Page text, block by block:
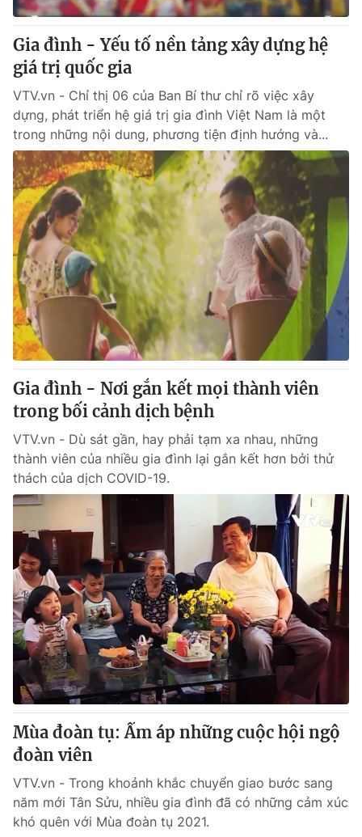
Gia đình - Yếu tố nền tảng xây dựng hệ
giá trị quốc gia
VTV.vn - Chỉ thị 06 của Ban Bí thư chỉ rõ việc xây
dựng, phát triển hệ giá trị gia đình Việt Nam là một
trong những nội dung, phương tiện định hướng và...
Gia đình - Nơi gắn kết mọi thành viên
trong bối cảnh dịch bệnh
VTV.vn - Dù sát gần, hay phải tạm xa nhau, những
thành viên của nhiều gia đình lại gắn kết hơn bởi thử
thách của dịch COVID-19.
Mùa đoàn tụ: Ấm áp những cuộc hội ngộ
đoàn viên
VTV.vn - Trong khoảnh khắc chuyển giao bước sang
năm mới Tân Sửu, nhiều gia đình đã có những cảm xúc
khó quên với Mùa đoàn tụ 2021.